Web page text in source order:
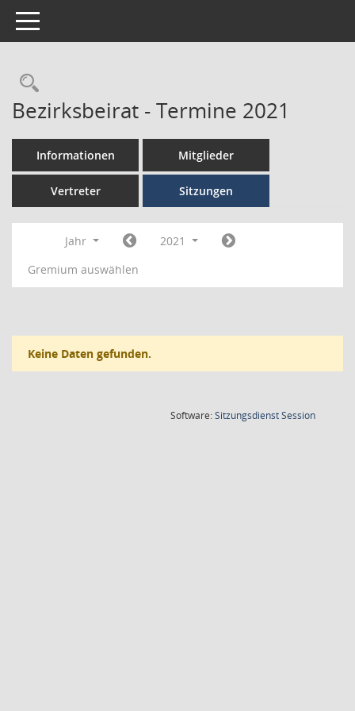
Toggle navigation
Bezirksbeirat - Termine 2021
Informationen Mitglieder
Vertreter Sitzungen
Jahr
2021
Gremium auswählen
Keine Daten gefunden.
Software:SitzungsdienstSession(Wird in